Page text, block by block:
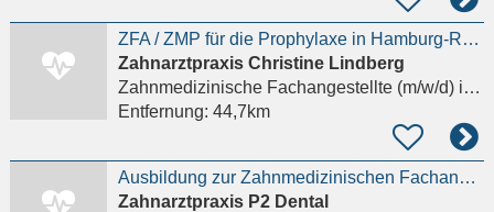
ZFA / ZMP für die Prophylaxe in Hamburg-Rahlstedt gesucht
Zahnarztpraxis Christine Lindberg
Zahnmedizinische Fachangestellte (m/w/d)in Hamburg, Rahlstedt
Entfernung: 44,7km
Ausbildung zur Zahnmedizinischen Fachangestellten (m/w/d) – Start zum 01.08.
Zahnarztpraxis P2 Dental